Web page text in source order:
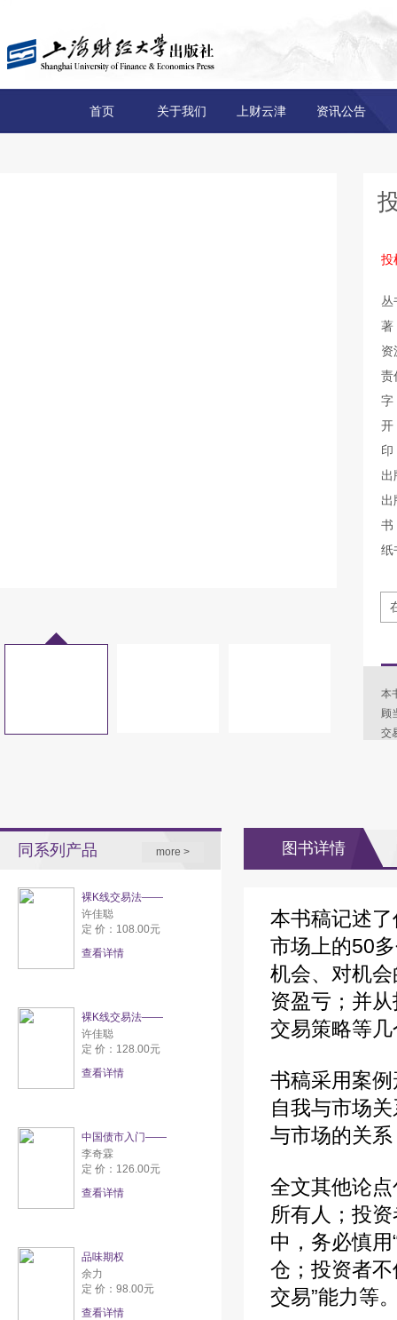
首页 关于我们 上财云津 资讯公告
投
丛
著
资
责
出
出
纸
本
顾
交
同系列产品 more >
裸K线交易法——
许佳聪
定 价：108.00元
查看详情
裸K线交易法——
许佳聪
定 价：128.00元
查看详情
中国债市入门——
李奇霖
定 价：126.00元
查看详情
品味期权
余力
定 价：98.00元
查看详情
图书详情
本书稿记述
市场上的50
机会、对机
资盈亏；并
交易策略等
书稿采用案
自我与市场
与市场的关
全文其他论
所有人；投
中，务必慎用
仓；投资者
交易”能力等